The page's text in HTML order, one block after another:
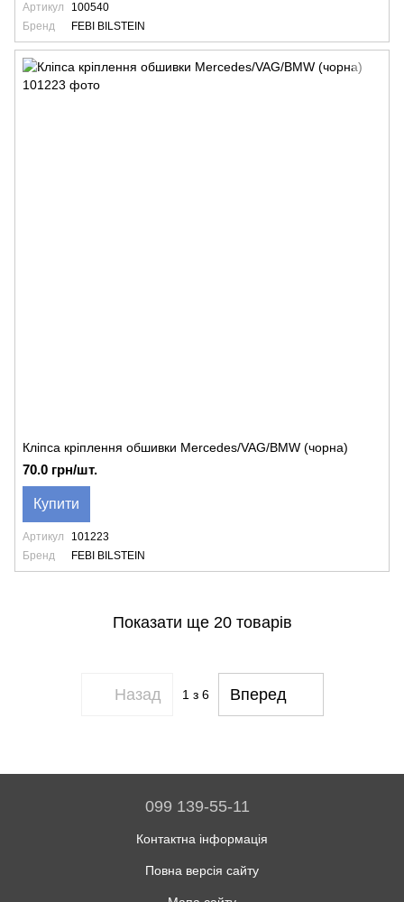
Артикул
100540
Бренд
FEBI BILSTEIN
Кліпса кріплення обшивки Mercedes/VAG/BMW (чорна)
70.0 грн/шт.
Купити
Артикул
101223
Бренд
FEBI BILSTEIN
Показати ще 20 товарів
Назад 1 з 6 Вперед
099 139-55-11
Контактна інформація
Повна версія сайту